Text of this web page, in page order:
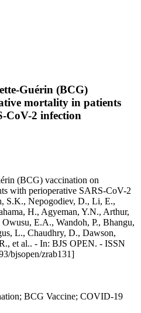
Guérin (BCG)
mortality in patients
CoV-2 infection
(BCG) vaccination on
with perioperative SARS-CoV-2
S.K., Nepogodiev, D., Li, E.,
H., Agyeman, Y.N., Arthur,
E.A., Wandoh, P., Bhangu,
L., Chaudhry, D., Dawson,
et al.. - In: BJS OPEN. - ISSN
bjsopen/zrab131]
BCG Vaccine; COVID-19